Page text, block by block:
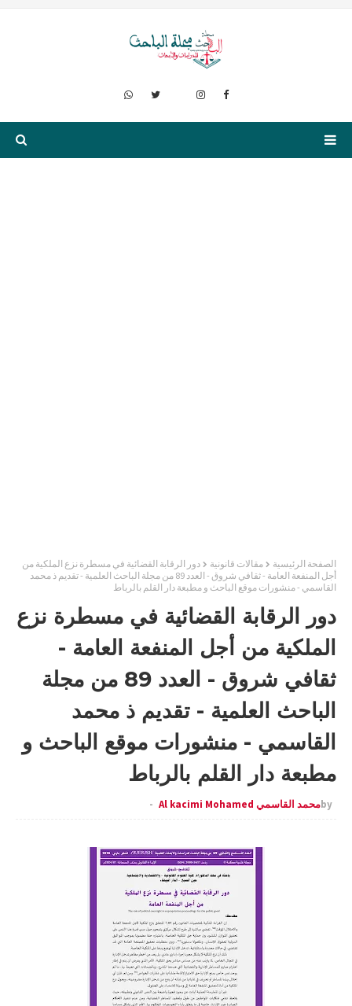
الصفحة الرئيسية مقالات قانونية
دور الرقابة القضائية في مسطرة نزع الملكية من
أجل المنفعة العامة - ثقافي شروق - العدد 89 من مجلة الباحث العلمية - تقديم ذ محمد
القاسمي - منشورات موقع الباحث و مطبعة دار القلم بالرباط
دور الرقابة القضائية في مسطرة نزع
الملكية من أجل المنفعة العامة -
ثقافي شروق - العدد 89 من مجلة
الباحث العلمية - تقديم ذ محمد
القاسمي - منشورات موقع الباحث و
مطبعة دار القلم بالرباط
byمحمد القاسمي Al kacimi Mohamed